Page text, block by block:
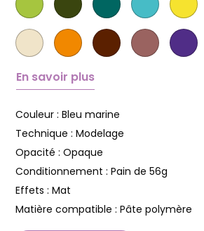
En savoir plus
Couleur : Bleu marine
Technique : Modelage
Opacité : Opaque
Conditionnement : Pain de 56g
Effets : Mat
Matière compatible : Pâte polymère